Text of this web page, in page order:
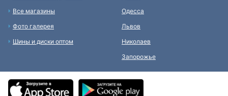
Все магазины
Фото галерея
Шины и диски оптом
Одесса
Львов
Николаев
Запорожье